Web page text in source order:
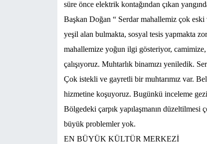
süre önce elektrik kontağından çıkan
Başkan Doğan “ Serdar mahallemiz çok eski
yeşil alan bulmakta, sosyal tesis yapmakta
mahallemize yoğun ilgi gösteriyor,
çalışıyoruz. Muhtarlık binamızı yeniledik.
Çok istekli ve gayretli bir muhtarımız var.
hizmetine koşuyoruz. Bugünkü inceleme
Bölgedeki çarpık yapılaşmanın
büyük problemler yok.
EN BÜYÜK KÜLTÜR MERKEZİ